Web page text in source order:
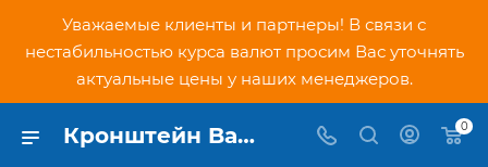
Уважаемые клиенты и партнеры! В связи с
нестабильностью курса валют просим Вас уточнять
актуальные цены у наших менеджеров.
Кронштейн Ballu 400x420,пара (НС-1158999) - купить по низкой цене в Москве, интернет-магазин PNDtech.ru 0